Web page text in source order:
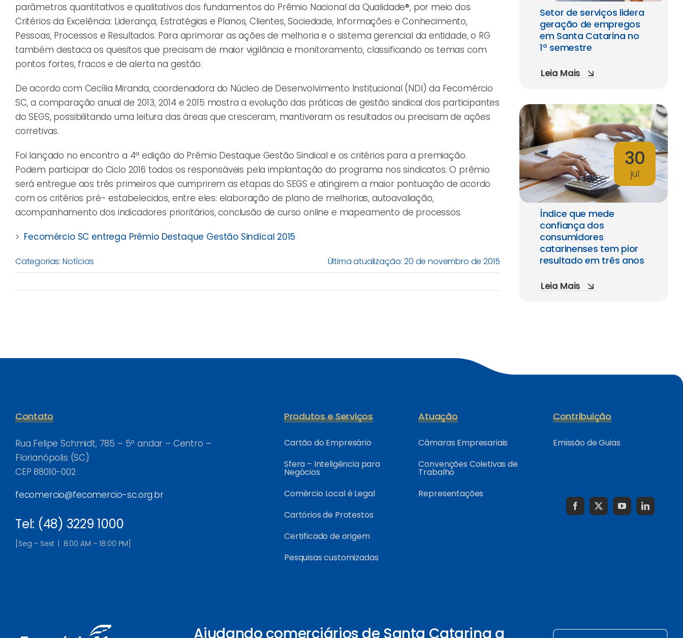
parâmetros quantitativos e qualitativos dos fundamentos do Prêmio Nacional da Qualidade®, por meio dos
Critérios da Excelência: Liderança, Estratégias e Planos, Clientes, Sociedade, Informações e Conhecimento,
Pessoas, Processos e Resultados. Para aprimorar as ações de melhoria e o sistema gerencial da entidade, o RG
também destaca os quesitos que precisam de maior vigilância e monitoramento, classificando os temas com
pontos fortes, fracos e de alerta na gestão.
De acordo com Cecília Miranda, coordenadora do Núcleo de Desenvolvimento Institucional (NDI) da Fecomércio
SC, a comparação anual de 2013, 2014 e 2015 mostra a evolução das práticas de gestão sindical dos participantes
do SEGS, possibilitando uma leitura das áreas que cresceram, mantiveram os resultados ou precisam de ações
corretivas.
Foi lançado no encontro a 4ª edição do Prêmio Destaque Gestão Sindical e os critérios para a premiação.
Podem participar do Ciclo 2016 todos os responsáveis pela implantação do programa nos sindicatos. O prêmio
será entregue aos três primeiros que cumprirem as etapas do SEGS e atingirem a maior pontuação de acordo
com os critérios pré- estabelecidos, entre eles: elaboração de plano de melhorias, autoavaliação,
acompanhamento dos indicadores prioritários, conclusão de curso online e mapeamento de processos.
> Fecomércio SC entrega Prêmio Destaque Gestão Sindical 2015
Categorias: Notícias Última atualização: 20 de novembro de 2015
Setor de serviços lidera
geração de empregos
em Santa Catarina no
1º semestre
Leia Mais
30
jul
Índice que mede
confiança dos
consumidores
catarinenses tem pior
resultado em três anos
Leia Mais
Contato
Rua Felipe Schmidt, 785 – 5º andar – Centro –
Florianópolis (SC)
CEP 88010-002
fecomercio@fecomercio-sc.org.br
Tel: (48) 3229 1000
[Seg – Sext | 8:00 AM – 18:00 PM]
Produtos e Serviços
Cartão do Empresário
Sfera – Inteligência para
Negócios
Comércio Local é Legal
Cartórios de Protestos
Certificado de origem
Pesquisas customizadas
Atuação
Câmaras Empresariais
Convenções Coletivas de
Trabalho
Representações
Contribuição
Emissão de Guias
Ajudando comerciários de Santa Catarina a